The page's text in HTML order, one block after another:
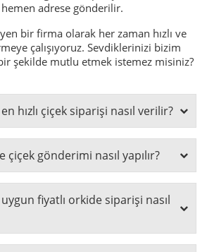
adrese gönderilir.
bir firma olarak her zaman hızlı ve
çalışıyoruz. Sevdiklerinizi bizim
bir şekilde mutlu etmek istemez misiniz?
hızlı çiçek siparişi nasıl verilir?
çiçek gönderimi nasıl yapılır?
fiyatlı orkide siparişi nasıl